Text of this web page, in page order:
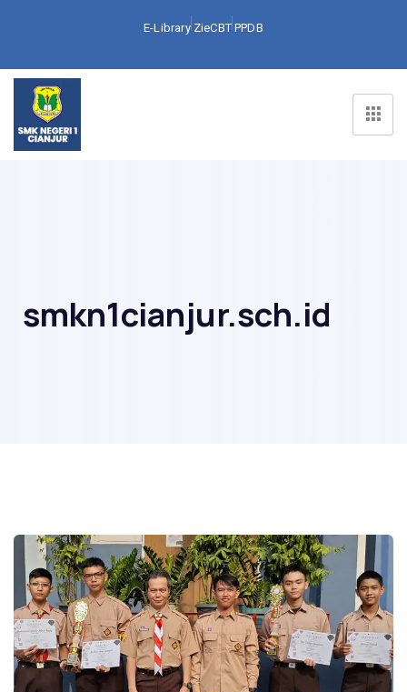
E-Library ZieCBT PPDB
smkn1cianjur.sch.id